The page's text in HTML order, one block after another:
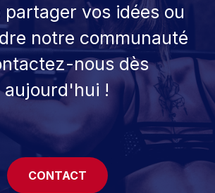
partager vos idées ou
notre communauté
nous dès
aujourd'hui !
CONTACT